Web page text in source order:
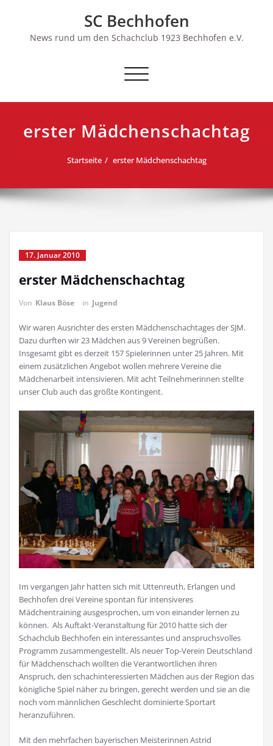
SC Bechhofen
News rund um den Schachclub 1923 Bechhofen e.V.
Schalte
erster Mädchenschachtag
Startseite erster Mädchenschachtag
17. Januar 2010
erster Mädchenschachtag
Von Klaus Böse in Jugend
Wir waren Ausrichter des ersten Mädchenschachtages der SJM.
Dazu durften wir 23 Mädchen aus 9 Vereinen begrüßen.
Insgesamt gibt es derzeit 157 Spielerinnen unter 25 Jahren. Mit
einem zusätzlichen Angebot wollen mehrere Vereine die
Mädchenarbeit intensivieren. Mit acht Teilnehmerinnen stellte
unser Club auch das größte Kontingent.
Im vergangen Jahr hatten sich mit Uttenreuth, Erlangen und
Bechhofen drei Vereine spontan für intensiveres
Mädchentraining ausgesprochen, um von einander lernen zu
können. Als Auftakt-Veranstaltung für 2010 hatte sich der
Schachclub Bechhofen ein interessantes und anspruchsvolles
Programm zusammengestellt. Als neuer Top-Verein Deutschland
für Mädchenschach wollten die Verantwortlichen ihren
Anspruch, den schachinteressierten Mädchen aus der Region das
königliche Spiel näher zu bringen, gerecht werden und sie an die
noch vom männlichen Geschlecht dominierte Sportart
heranzuführen.
Mit den mehrfachen bayerischen Meisterinnen Astrid